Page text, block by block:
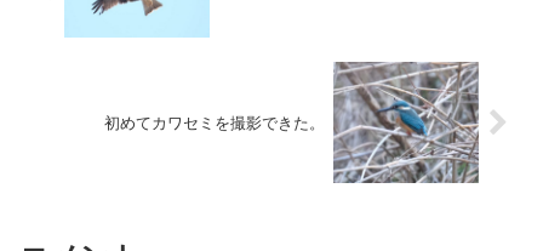
初めてカワセミを撮影できた。